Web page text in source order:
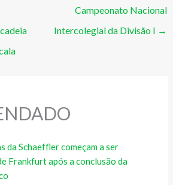
Campeonato Nacional
Intercolegial da Divisão I →